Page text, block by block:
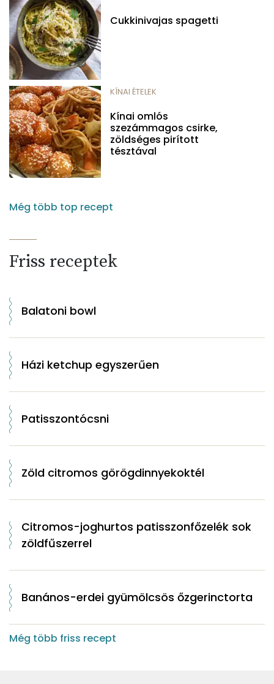
Cukkinivajas spagetti
KÍNAI ÉTELEK
Kínai omlós
szezámmagos csirke,
zöldséges pirított
tésztával
Még több top recept
Friss receptek
Balatoni bowl
Házi ketchup egyszerűen
Patisszontócsni
Zöld citromos görögdinnyekoktél
Citromos-joghurtos patisszonfőzelék sok
zöldfűszerrel
Banános-erdei gyümölcsös őzgerinctorta
Még több friss recept